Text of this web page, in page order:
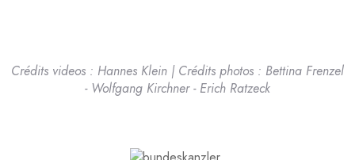
Crédits videos : Hannes Klein | Crédits photos : Bettina Frenzel
- Wolfgang Kirchner - Erich Ratzeck